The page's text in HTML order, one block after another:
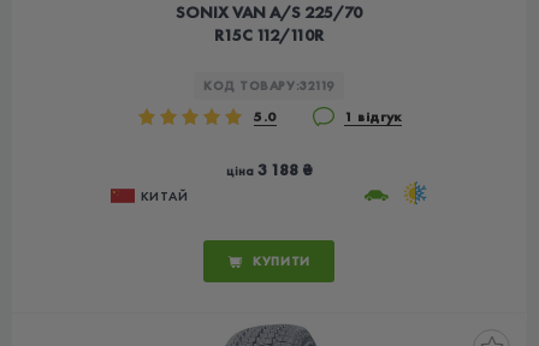
SONIX VAN A/S 225/70
R15C 112/110R
КОД ТОВАРУ:32119
5.0 1 відгук
ціна3 188 ₴
КИТАЙ
КУПИТИ